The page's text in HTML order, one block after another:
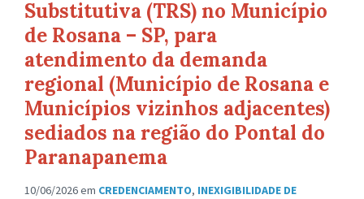
Substitutiva (TRS) no Município
de Rosana – SP, para
atendimento da demanda
regional (Município de Rosana e
Municípios vizinhos adjacentes)
sediados na região do Pontal do
Paranapanema
10/06/2026em CREDENCIAMENTO, INEXIGIBILIDADE DE